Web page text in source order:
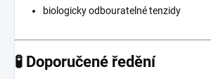
biologicky odbouratelné tenzidy
🧪 Doporučené ředění